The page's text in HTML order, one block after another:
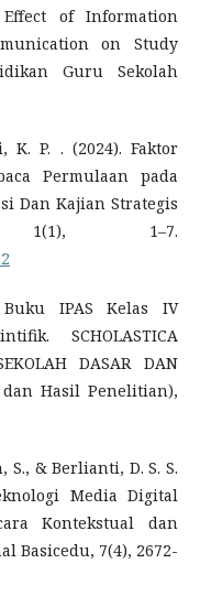
of Information
on Study
Guru Sekolah
P. . (2024). Faktor
Permulaan pada
Dan Kajian Strategis
1(1), 1–7.
IPAS Kelas IV
SCHOLASTICA
DASAR DAN
dan Hasil Penelitian),
S., & Berlianti, D. S. S.
Media Digital
Kontekstual dan
Basicedu, 7(4), 2672-